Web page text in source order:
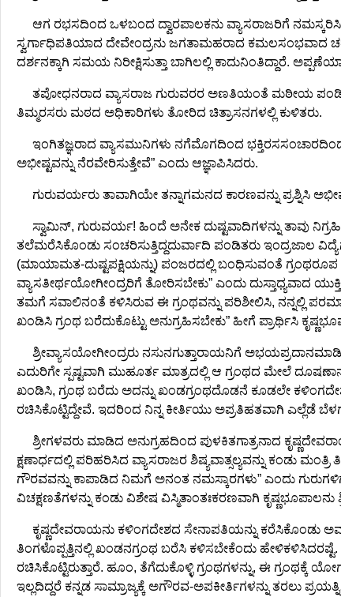
ಆಗ ರಭಸದಿಂದ ಒಳಬಂದ ದ್ವಾರಪಾಲಕನು ವ್ಯಾಸರಾಜರಿಗೆ
ಸ್ವರ್ಗಾಧಿಪತಿಯಾದ ದೇವೇಂದ್ರನು ಜಗತಾಮಹರಾದ ಕಮಲಸಂಭವಾದ
ದರ್ಶನಕ್ಕಾಗಿ ಸಮಯ ನಿರೀಕ್ಷಿಸುತ್ತಾ ಬಾಗಿಲಲ್ಲಿ ಕಾದುನಿಂತಿದ್ದಾರೆ.
ತಪೋಧನರಾದ ವ್ಯಾಸರಾಜ ಗುರುವರರ ಅಣತಿಯಂತೆ ಮಠೀಯ ಪಂಡಿತ
ತಿಮ್ಮರಸರು ಮಠದ ಅಧಿಕಾರಿಗಳು ತೋರಿದ ಚಿತ್ರಾಸನಗಳಲ್ಲಿ ಕುಳಿತರು.
ಇಂಗಿತಜ್ಞರಾದ ವ್ಯಾಸಮುನಿಗಳು ನಗೆಮೊಗದಿಂದ
ಅಭೀಷ್ಟವನ್ನು ನೆರವೇರಿಸುತ್ತೇವೆ” ಎಂದು ಆಜ್ಞಾಪಿಸಿದರು.
ಗುರುವರ್ಯರು ತಾವಾಗಿಯೇ ತನ್ನಾಗಮನದ ಕಾರಣವನ್ನು ಪ್ರಶ್ನಿಸಿ
ಸ್ವಾಮಿನ್, ಗುರುವರ್ಯ! ಹಿಂದೆ ಅನೇಕ ದುಷ್ಟವಾದಿಗಳನ್ನು ತಾವು
ತಲೆಮರೆಸಿಕೊಂಡು ಸಂಚರಿಸುತ್ತಿದ್ದದುರ್ವಾದಿ ಪಂಡಿತರು ಇಂದ್ರಜಾಲ
(ಮಾಯಾಮತ-ದುಷ್ಟಪಕ್ಷಿಯನ್ನು) ಪಂಜರದಲ್ಲಿ ಬಂಧಿಸುವಂತೆ
ವ್ಯಾಸತೀರ್ಥಯೋಗೀಂದ್ರರಿಗೆ ತೋರಿಸಬೇಕು” ಎಂದು ದುಸ್ತಾಧ್ಯವಾದ
ತಮಗೆ ಸವಾಲಿನಂತೆ ಕಳಿಸಿರುವ ಈ ಗ್ರಂಥವನ್ನು ಪರಿಶೀಲಿಸಿ, ನನ್ನಲ್ಲಿ
ಖಂಡಿಸಿ ಗ್ರಂಥ ಬರೆದುಕೊಟ್ಟು ಅನುಗ್ರಹಿಸಬೇಕು” ಹೀಗೆ ಪ್ರಾರ್ಥಿಸಿ
ಶ್ರೀವ್ಯಾಸಯೋಗೀಂದ್ರರು ನಸುನಗುತ್ತಾರಾಯನಿಗೆ
ಎದುರಿಗೇ ಸ್ಪಷ್ಟವಾಗಿ ಮುಹೂರ್ತ ಮಾತ್ರದಲ್ಲಿ ಆ ಗ್ರಂಥದ ಮೇಲೆ
ಖಂಡಿಸಿ, ಗ್ರಂಥ ಬರೆದು ಅದನ್ನು ಖಂಡಗ್ರಂಥದೊಡನೆ ಕೂಡಲೇ
ರಚಿಸಿಕೊಟ್ಟಿದ್ದೇವೆ. ಇದರಿಂದ ನಿನ್ನ ಕೀರ್ತಿಯು ಅಪ್ರತಿಹತವಾಗಿ ಎಲ್ಲೆಡೆ
ಶ್ರೀಗಳವರು ಮಾಡಿದ ಅನುಗ್ರಹದಿಂದ ಪುಳಕಿತಗಾತ್ರನಾದ
ಕ್ಷಣಾರ್ಧದಲ್ಲಿ ಪರಿಹರಿಸಿದ ವ್ಯಾಸರಾಜರ ಶಿಷ್ಯವಾತ್ಸಲ್ಯವನ್ನು ಕಂಡು
ಗೌರವವನ್ನು ಕಾಪಾಡಿದ ನಿಮಗೆ ಅನಂತ ನಮಸ್ಕಾರಗಳು” ಎಂದು
ವಿಚಕ್ಷಣತೆಗಳನ್ನು ಕಂಡು ವಿಶೇಷ ವಿಸ್ಮಿತಾಂತಃಕರಣವಾಗಿ
ಕೃಷ್ಣದೇವರಾಯನು ಕಳಿಂಗದೇಶದ ಸೇನಾಪತಿಯನ್ನು ಕರೆಸಿಕೊಂಡು
ತಿಂಗಳೊಪ್ಪತ್ತಿನಲ್ಲಿ ಖಂಡನಗ್ರಂಥ ಬರೆಸಿ ಕಳಿಸಬೇಕೆಂದು
ರಚಿಸಿಕೊಟ್ಟಿರುತ್ತಾರೆ. ಹೂಂ, ತೆಗೆದುಕೊಳ್ಳಿ ಗ್ರಂಥಗಳನ್ನು, ಈ
ಇಲ್ಲದಿದ್ದರೆ ಕನ್ನಡ ಸಾಮ್ರಾಜ್ಯಕ್ಕೆ ಅಗೌರವ-ಅಪಕೀರ್ತಿಗಳನ್ನು ತರಲು